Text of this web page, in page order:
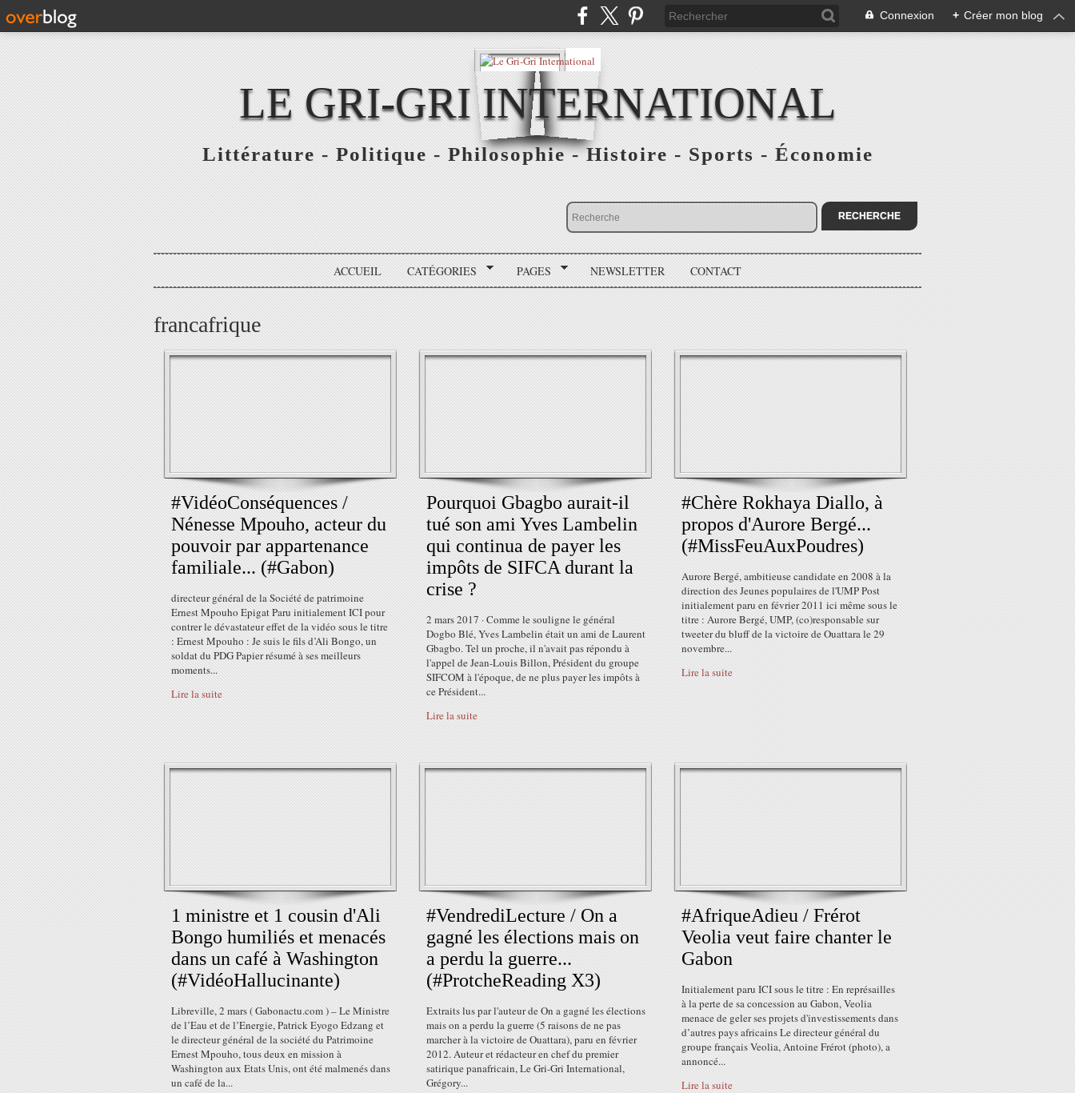
Connexion + Créer mon blog
LE GRI-GRI INTERNATIONAL
Littérature - Politique - Philosophie - Histoire - Sports - Économie
ACCUEIL CATÉGORIES PAGES NEWSLETTER CONTACT
francafrique
#VidéoConséquences /
Nénesse Mpouho, acteur du
pouvoir par appartenance
familiale... (#Gabon)
directeur général de la Société de patrimoine
Ernest Mpouho Epigat Paru initialement ICI pour
contrer le dévastateur effet de la vidéo sous le titre
: Ernest Mpouho : Je suis le fils d’Ali Bongo, un
soldat du PDG Papier résumé à ses meilleurs
moments...
Lire la suite
Pourquoi Gbagbo aurait-il
tué son ami Yves Lambelin
qui continua de payer les
impôts de SIFCA durant la
crise ?
2 mars 2017 · Comme le souligne le général
Dogbo Blé, Yves Lambelin était un ami de Laurent
Gbagbo. Tel un proche, il n'avait pas répondu à
l'appel de Jean-Louis Billon, Président du groupe
SIFCOM à l'époque, de ne plus payer les impôts à
ce Président...
Lire la suite
#Chère Rokhaya Diallo, à
propos d'Aurore Bergé...
(#MissFeuAuxPoudres)
Aurore Bergé, ambitieuse candidate en 2008 à la
direction des Jeunes populaires de l'UMP Post
initialement paru en février 2011 ici même sous le
titre : Aurore Bergé, UMP, (co)responsable sur
tweeter du bluff de la victoire de Ouattara le 29
novembre...
Lire la suite
1 ministre et 1 cousin d'Ali
Bongo humiliés et menacés
dans un café à Washington
(#VidéoHallucinante)
Libreville, 2 mars ( Gabonactu.com ) – Le Ministre
de l’Eau et de l’Energie, Patrick Eyogo Edzang et
le directeur général de la société du Patrimoine
Ernest Mpouho, tous deux en mission à
Washington aux Etats Unis, ont été malmenés dans
un café de la...
#VendrediLecture / On a
gagné les élections mais on
a perdu la guerre...
(#ProtcheReading X3)
Extraits lus par l'auteur de On a gagné les élections
mais on a perdu la guerre (5 raisons de ne pas
marcher à la victoire de Ouattara), paru en février
2012. Auteur et rédacteur en chef du premier
satirique panafricain, Le Gri-Gri International,
Grégory...
#AfriqueAdieu / Frérot
Veolia veut faire chanter le
Gabon
Initialement paru ICI sous le titre : En représailles
à la perte de sa concession au Gabon, Veolia
menace de geler ses projets d'investissements dans
d’autres pays africains Le directeur général du
groupe français Veolia, Antoine Frérot (photo), a
annoncé...
Lire la suite